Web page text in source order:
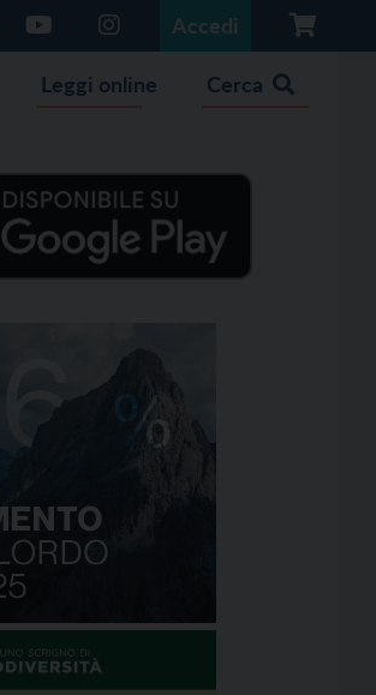
Accedi
Leggi online Cerca